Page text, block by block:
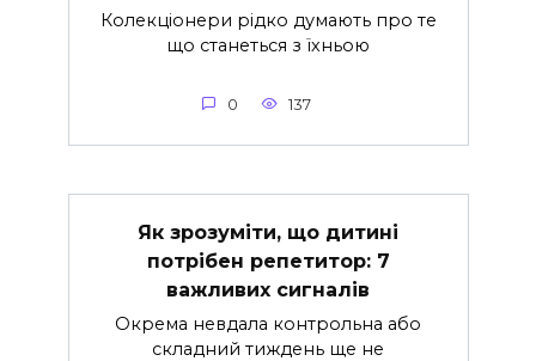
Колекціонери рідко думають про те
що станеться з їхньою
0 137
Як зрозуміти, що дитині
потрібен репетитор: 7
важливих сигналів
Окрема невдала контрольна або
складний тиждень ще не